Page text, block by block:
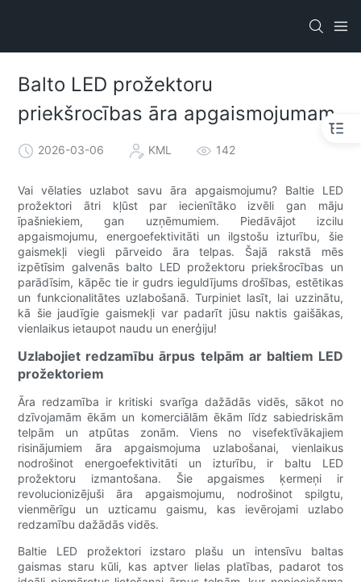
Balto LED prožektoru
priekšrocības āra apgaismojumam
2026-03-06 KML 142
Vai vēlaties uzlabot savu āra apgaismojumu? Baltie LED
prožektori ātri kļūst par iecienītāko izvēli gan māju
īpašniekiem, gan uzņēmumiem. Piedāvājot izcilu
apgaismojumu, energoefektivitāti un ilgstošu izturību, šie
gaismekļi viegli pārveido āra telpas. Šajā rakstā mēs
izpētīsim galvenās balto LED prožektoru priekšrocības un
parādīsim, kāpēc tie ir gudrs ieguldījums drošības, estētikas
un funkcionalitātes uzlabošanā. Turpiniet lasīt, lai uzzinātu,
kā šie jaudīgie gaismekļi var padarīt jūsu naktis gaišākas,
vienlaikus ietaupot naudu un enerģiju!
Uzlabojiet redzamību ārpus telpām ar baltiem LED
prožektoriem
Āra redzamība ir kritiski svarīga dažādās vidēs, sākot no
dzīvojamām ēkām un komerciālām ēkām līdz sabiedriskām
telpām un atpūtas zonām. Viens no visefektīvākajiem
risinājumiem āra apgaismojuma uzlabošanai, vienlaikus
nodrošinot energoefektivitāti un izturību, ir baltu LED
prožektoru izmantošana. Šie apgaismes ķermeņi ir
revolucionizējuši āra apgaismojumu, nodrošinot spilgtu,
vienmērīgu un uzticamu gaismu, kas ievērojami uzlabo
redzamību dažādās vidēs.
Baltie LED prožektori izstaro plašu un intensīvu baltas
gaismas staru kūli, kas aptver lielas platības, padarot tos